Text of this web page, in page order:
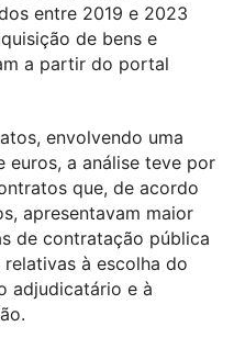
entre 2019 e 2023
de bens e
a partir do portal
envolvendo uma
euros, a análise teve por
que, de acordo
apresentavam maior
de contratação pública
à escolha do
adjudicatário e à